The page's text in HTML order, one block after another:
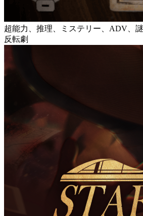
超能力、推理、ミステリー、ADV、
反転劇